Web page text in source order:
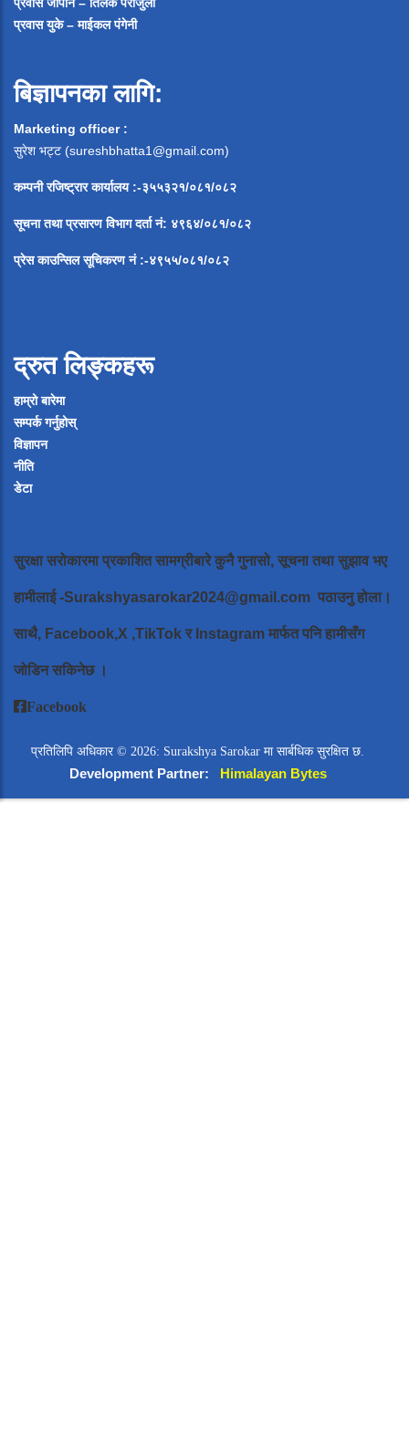
प्रवास युके – माईकल पंगेनी
बिज्ञापनका लागि:
Marketing officer :
सुरेश भट्ट (sureshbhatta1@gmail.com)
कम्पनी रजिष्ट्रार कार्यालय :-३५५३२१/०८१/०८२
सूचना तथा प्रसारण विभाग दर्ता नं: ४९६४/०८१/०८२
प्रेस काउन्सिल सूचिकरण नं:-४९५५/०८१/०८२
द्रुत लिङ्कहरू
हाम्रो बारेमा
सम्पर्क गर्नुहोस्
विज्ञापन
नीति
डेटा
सुरक्षा सरोकारमा प्रकाशित सामग्रीबारे कुनै गुनासो, सूचना तथा सुझाव भए
हामीलाई-Surakshyasarokar2024@gmail.com पठाउनु होला।
साथै, Facebook,X ,TikTok र Instagram मार्फत पनि हामीसँग
जोडिन सकिनेछ ।
Facebook
प्रतिलिपि अधिकार © 2026: Surakshya Sarokar मा सार्बधिक सुरक्षित छ.
Development Partner: Himalayan Bytes